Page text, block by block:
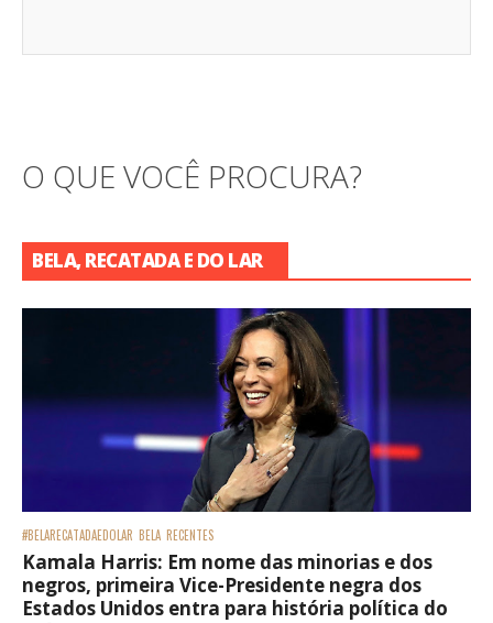
O QUE VOCÊ PROCURA?
BELA, RECATADA E DO LAR
#BELARECATADAEDOLAR BELA RECENTES
Kamala Harris: Em nome das minorias e dos
negros, primeira Vice-Presidente negra dos
Estados Unidos entra para história política do